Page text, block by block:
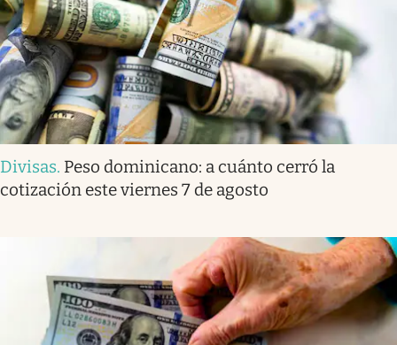
Divisas. Peso dominicano: a cuánto cerró la
cotización este viernes 7 de agosto